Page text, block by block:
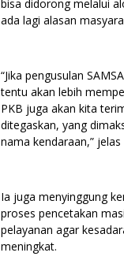
bisa didorong melalui
ada lagi alasan
“Jika pengusulan
tentu akan lebih
PKB juga akan kita
ditegaskan, yang
nama kendaraan,” jelas
Ia juga menyinggung
proses pencetakan
pelayanan agar
meningkat.